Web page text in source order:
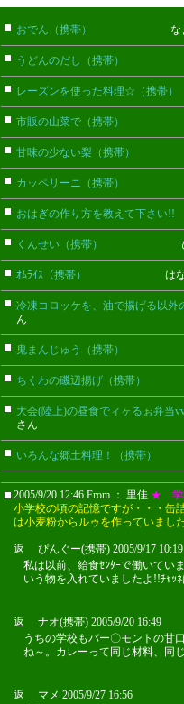
おでん（携帯） なぁな(
うどんのだし（携帯） ぁゃ(
レーズンを使った料理☆（携帯）
市販の山菜で（携帯） あく
甘味の少ない梨（携帯） はる
カッペリーニ（携帯） いじ
おはぎの作り方を教えて下さい!!
くんせい（携帯） びよんび
ｵﾑﾗｲｽ（携帯） はな(携
冷凍コロッケを、油で揚げる以外
ん
鬼まんじゅう（携帯） あい
ちくわの磯辺揚げ（携帯） ケ
大会(陸上)の昼食でィヶるぉ弁当vv
さん
いろんな郷土料理！（携帯）
2005/9/20 12:46 From ： 里佳 ★ 学
小学校の頃の記憶ですが・・・缶
は小麦粉からルゥを作っていました
返 ぴんぐー(携帯) 2005/9/17
私は以前、給食ｾﾝﾀｰで働いてい
いう物を入れていましたよ!!ﾁｬｯ
返 ナオ(携帯) 2005/9/20 16:49
うちの学校もバー〇モントの甘
ね～。カレーって同じ材料、同
返 マメ 2005/9/27 16:56